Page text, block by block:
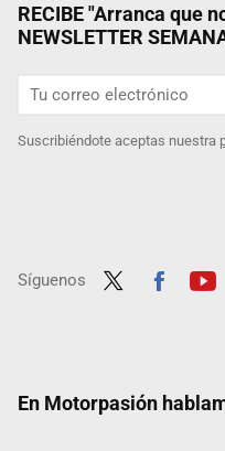
RECIBE "Arranca que
NEWSLETTER
Suscribiéndote aceptas nuestra
Síguenos
En Motorpasión